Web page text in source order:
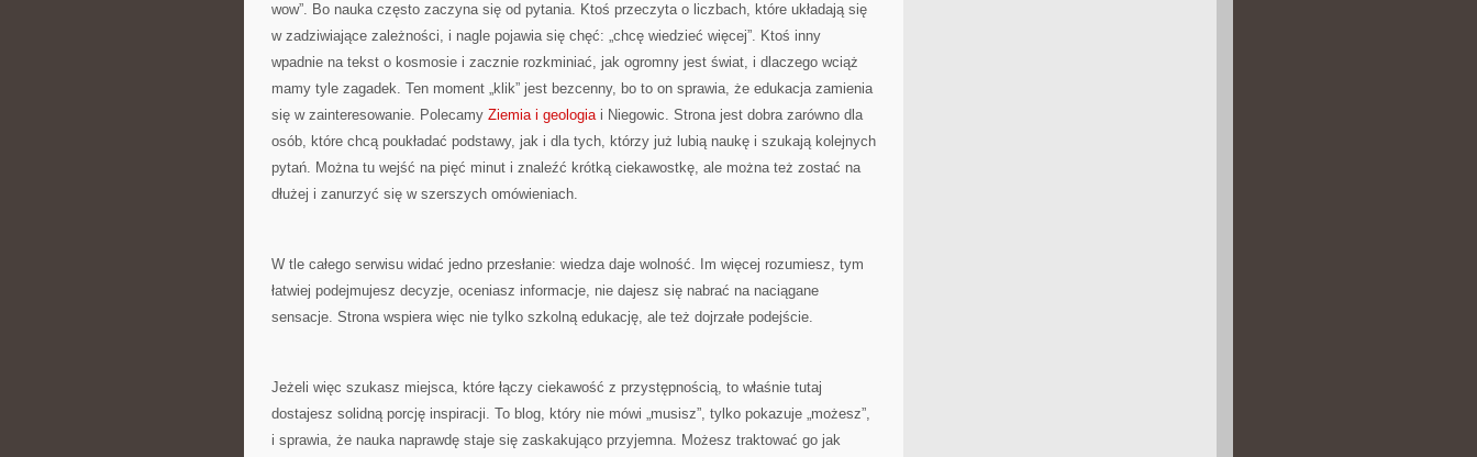
wow”. Bo nauka często zaczyna się od pytania. Ktoś przeczyta o liczbach, które układają się
w zadziwiające zależności, i nagle pojawia się chęć: „chcę wiedzieć więcej”. Ktoś inny
wpadnie na tekst o kosmosie i zacznie rozkminiać, jak ogromny jest świat, i dlaczego wciąż
mamy tyle zagadek. Ten moment „klik” jest bezcenny, bo to on sprawia, że edukacja zamienia
się w zainteresowanie. Polecamy Ziemia i geologiai Niegowic. Strona jest dobra zarówno dla
osób, które chcą poukładać podstawy, jak i dla tych, którzy już lubią naukę i szukają kolejnych
pytań. Można tu wejść na pięć minut i znaleźć krótką ciekawostkę, ale można też zostać na
dłużej i zanurzyć się w szerszych omówieniach.
W tle całego serwisu widać jedno przesłanie: wiedza daje wolność. Im więcej rozumiesz, tym
łatwiej podejmujesz decyzje, oceniasz informacje, nie dajesz się nabrać na naciągane
sensacje. Strona wspiera więc nie tylko szkolną edukację, ale też dojrzałe podejście.
Jeżeli więc szukasz miejsca, które łączy ciekawość z przystępnością, to właśnie tutaj
dostajesz solidną porcję inspiracji. To blog, który nie mówi „musisz”, tylko pokazuje „możesz”,
i sprawia, że nauka naprawdę staje się zaskakująco przyjemna. Możesz traktować go jak